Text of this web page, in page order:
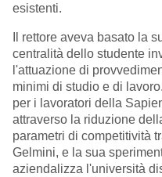
esistenti.
Il rettore aveva basato la
centralità dello studente
l'attuazione di
minimi di studio e di
per i lavoratori della
attraverso la riduzione
parametri di competitività
Gelmini, e la sua
aziendalizza l'università